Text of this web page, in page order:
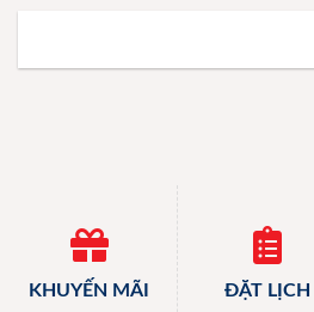
KHUYẾN MÃI ĐẶT LỊCH